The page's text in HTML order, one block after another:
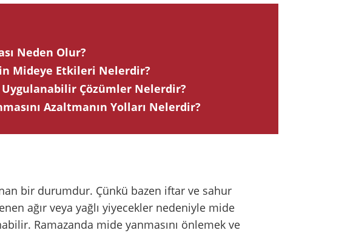
Neden Olur?
Mideye Etkileri Nelerdir?
Uygulanabilir Çözümler Nelerdir?
Azaltmanın Yolları Nelerdir?
bir durumdur. Çünkü bazen iftar ve sahur
ağır veya yağlı yiyecekler nedeniyle mide
Ramazanda mide yanmasını önlemek ve